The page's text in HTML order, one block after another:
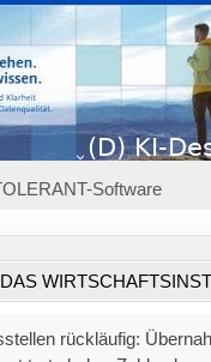
Software
DAS
rückläufig: